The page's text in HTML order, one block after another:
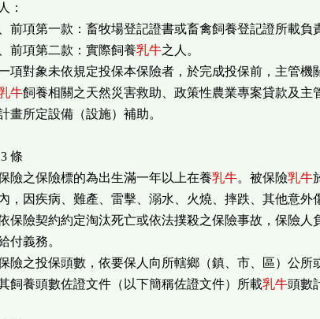
：
前項第一款：畜牧場登記證書或畜禽飼養登記證所載負
前項第二款：實際飼養乳牛之人。
項對象未依規定投保本保險者，於完成投保前，主管機
牛飼養相關之天然災害救助、政策性農業專案貸款及主
畫所定設備（設施）補助。
條
險之保險標的為出生滿一年以上在養乳牛。被保險乳牛
，因疾病、難產、雷擊、溺水、火燒、摔跌、其他意外
依保險契約約定淘汰死亡或依法撲殺之保險事故，保險人
付義務。
險之投保頭數，依要保人向所轄鄉（鎮、市、區）公所
飼養頭數佐證文件（以下簡稱佐證文件）所載乳牛頭數